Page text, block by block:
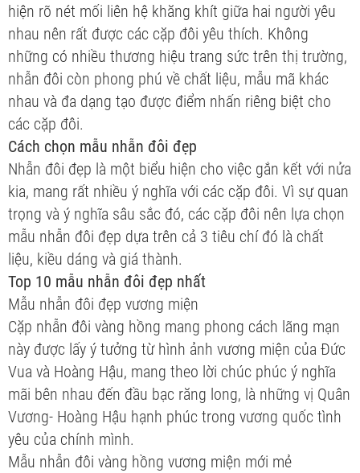
hiện rõ nét mối liên hệ khăng khít giữa hai người yêu
nhau nên rất được các cặp đôi yêu thích. Không
những có nhiều thương hiệu trang sức trên thị trường,
nhẫn đôi còn phong phú về chất liệu, mẫu mã khác
nhau và đa dạng tạo được điểm nhấn riêng biệt cho
các cặp đôi.
Cách chọn mẫu nhẫn đôi đẹp
Nhẫn đôi đẹp là một biểu hiện cho việc gắn kết với nửa
kia, mang rất nhiều ý nghĩa với các cặp đôi. Vì sự quan
trọng và ý nghĩa sâu sắc đó, các cặp đôi nên lựa chọn
mẫu nhẫn đôi đẹp dựa trên cả 3 tiêu chí đó là chất
liệu, kiều dáng và giá thành.
Top 10 mẫu nhẫn đôi đẹp nhất
Mẫu nhẫn đôi đẹp vương miện
Cặp nhẫn đôi vàng hồng mang phong cách lãng mạn
này được lấy ý tưởng từ hình ảnh vương miện của Đức
Vua và Hoàng Hậu, mang theo lời chúc phúc ý nghĩa
mãi bên nhau đến đầu bạc răng long, là những vị Quân
Vương- Hoàng Hậu hạnh phúc trong vương quốc tình
yêu của chính mình.
Mẫu nhẫn đôi vàng hồng vương miện mới mẻ